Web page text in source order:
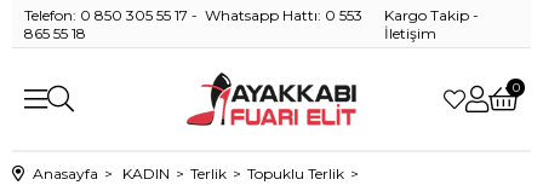
Telefon: 0 850 305 55 17 - Whatsapp Hattı: 0 553
865 55 18
Kargo Takip -
İletişim
0
Anasayfa KADIN Terlik Topuklu Terlik